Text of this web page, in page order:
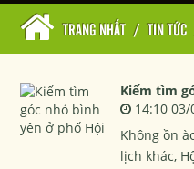
TRANG NHẤT / TIN TỨC
Kiếm tìm
14:10
Không ồn
lịch khác,